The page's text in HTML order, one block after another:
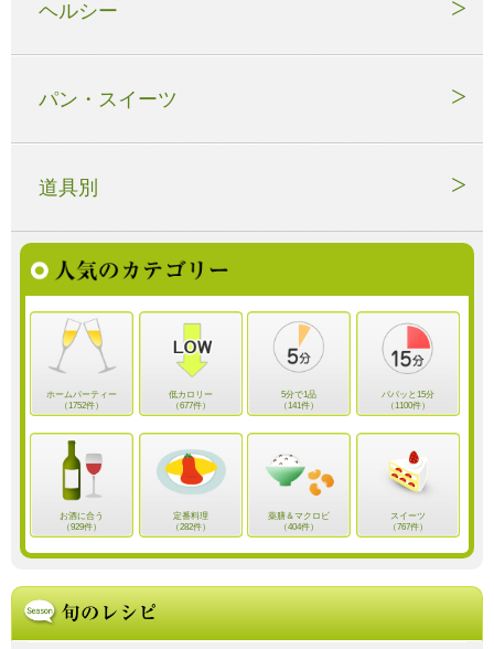
ヘルシー
パン・スイーツ
道具別
ホームパーティー
（1752件）
低カロリー
（677件）
5分で1品
（141件）
パパッと15分
（1100件）
お酒に合う
（929件）
定番料理
（282件）
薬膳＆マクロビ
（404件）
スイーツ
（767件）